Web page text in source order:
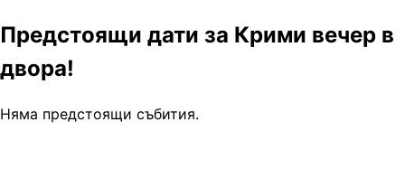
Предстоящи дати за Крими вечер в
двора!
Няма предстоящи събития.